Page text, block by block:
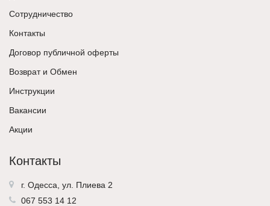
Сотрудничество
Контакты
Договор публичной оферты
Возврат и Обмен
Инструкции
Вакансии
Акции
Контакты
г. Одесса, ул. Плиева 2
067 553 14 12